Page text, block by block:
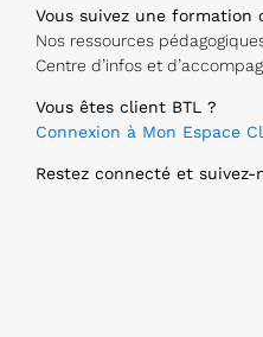
Vous suivez une formation
Nos ressources
Centre d’infos et
Vous êtes client BTL ?
Connexion à Mon Espace
Restez connecté et